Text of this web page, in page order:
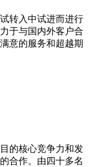
转入中试进而进行
于与国内外客户合
意的服务和超越期
的核心竞争力和发
合作。由四十多名